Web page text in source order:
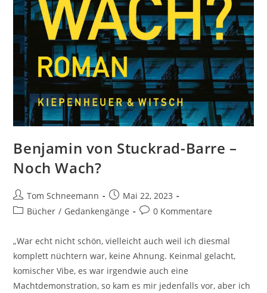
Benjamin von Stuckrad-Barre –
Noch Wach?
Tom Schneemann
Mai 22, 2023
Bücher / Gedankengänge 0 Kommentare
„War echt nicht schön, vielleicht auch weil ich diesmal
komplett nüchtern war, keine Ahnung. Keinmal gelacht,
komischer Vibe, es war irgendwie auch eine
Machtdemonstration, so kam es mir jedenfalls vor, aber ich